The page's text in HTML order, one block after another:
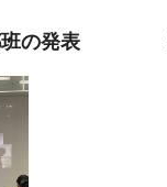
の発表